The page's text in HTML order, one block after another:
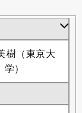
樹（東京大
学）